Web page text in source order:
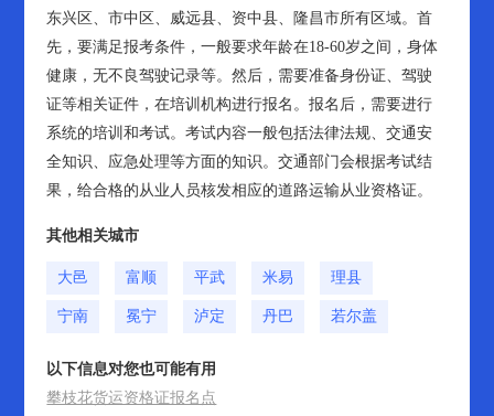
东兴区、市中区、威远县、资中县、隆昌市所有区域。首
先，要满足报考条件，一般要求年龄在18-60岁之间，身体
健康，无不良驾驶记录等。然后，需要准备身份证、驾驶
证等相关证件，在培训机构进行报名。报名后，需要进行
系统的培训和考试。考试内容一般包括法律法规、交通安
全知识、应急处理等方面的知识。交通部门会根据考试结
果，给合格的从业人员核发相应的道路运输从业资格证。
其他相关城市
大邑 富顺 平武 米易 理县
宁南 冕宁 泸定 丹巴 若尔盖
以下信息对您也可能有用
攀枝花货运资格证报名点